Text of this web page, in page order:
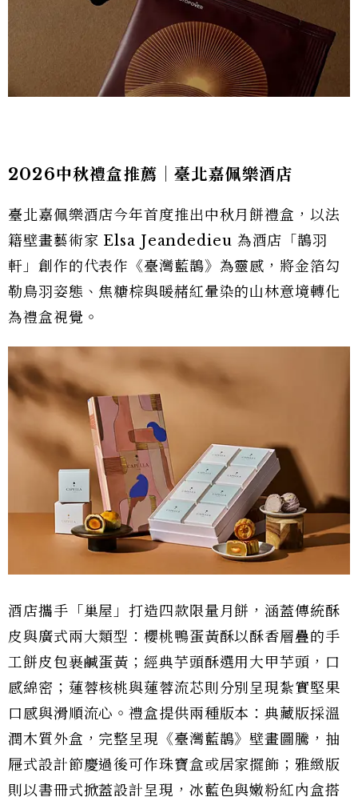
2026中秋禮盒推薦｜臺北嘉佩樂酒店
臺北嘉佩樂酒店今年首度推出中秋月餅禮盒，以法
籍壁畫藝術家 Elsa Jeandedieu 為酒店「鵲羽
軒」創作的代表作《臺灣藍鵲》為靈感，將金箔勾
勒鳥羽姿態、焦糖棕與暖赭紅暈染的山林意境轉化
為禮盒視覺。
酒店攜手「巢屋」打造四款限量月餅，涵蓋傳統酥
皮與廣式兩大類型：櫻桃鴨蛋黃酥以酥香層疊的手
工餅皮包裹鹹蛋黃；經典芋頭酥選用大甲芋頭，口
感綿密；蓮蓉核桃與蓮蓉流芯則分別呈現紮實堅果
口感與滑順流心。禮盒提供兩種版本：典藏版採溫
潤木質外盒，完整呈現《臺灣藍鵲》壁畫圖騰，抽
屜式設計節慶過後可作珠寶盒或居家擺飾；雅緻版
則以書冊式掀蓋設計呈現，冰藍色與嫩粉紅內盒搭